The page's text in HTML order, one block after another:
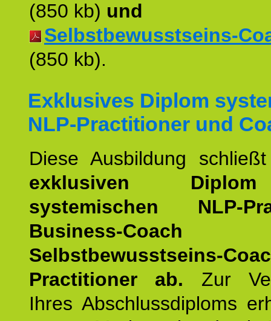
(850 kb) und
Selbstbewusstseins-
(850 kb).
Exklusives Diplom
NLP-Practitioner und
Diese Ausbildung
exklusiven
systemischen NLP-
Business-Coach
Selbstbewusstseins-
Practitioner ab. Zur
Ihres Abschlussdiploms